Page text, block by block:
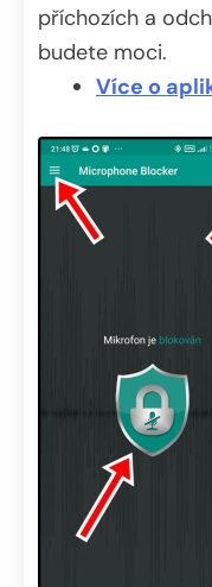
příchozích a
budete moci.
Více o